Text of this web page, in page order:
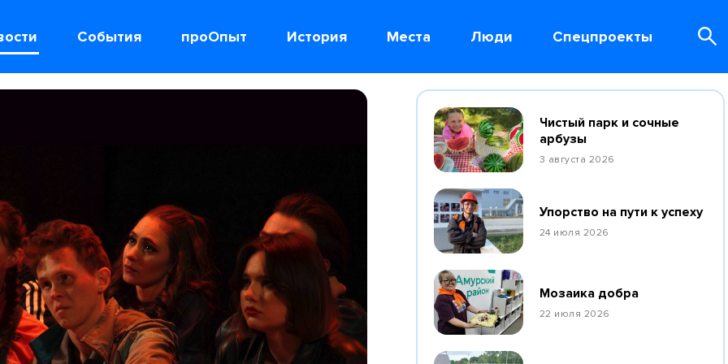
События проОпыт История Места Люди Спецпроекты
Чистый парк и сочные
арбузы
3 августа 2026
Упорство на пути к успеху
24 июля 2026
Мозаика добра
22 июля 2026